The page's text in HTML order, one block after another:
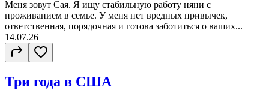
Меня зовут Сая. Я ищу стабильную работу няни с
проживанием в семье. У меня нет вредных привычек,
ответственная, порядочная и готова заботиться о ваших...
14.07.26
Три года в США